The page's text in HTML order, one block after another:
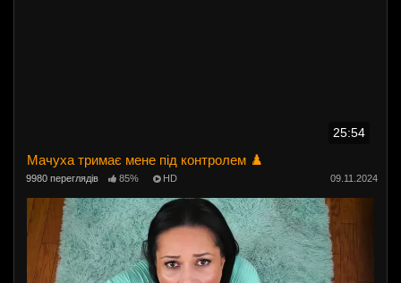
25:54
Мачуха тримає мене під контролем ♟️
9980 переглядів 85% HD 09.11.2024